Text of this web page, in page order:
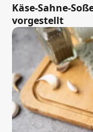
Käse-Sahne-
vorgestellt